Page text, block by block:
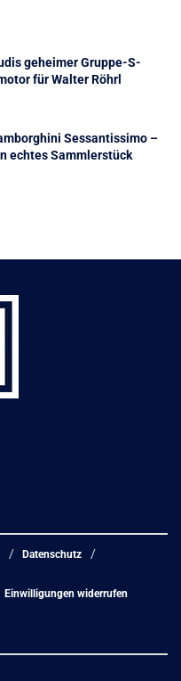
geheimer Gruppe-S-
für Walter Röhrl
Sessantissimo –
echtes Sammlerstück
Datenschutz
Einwilligungen widerrufen